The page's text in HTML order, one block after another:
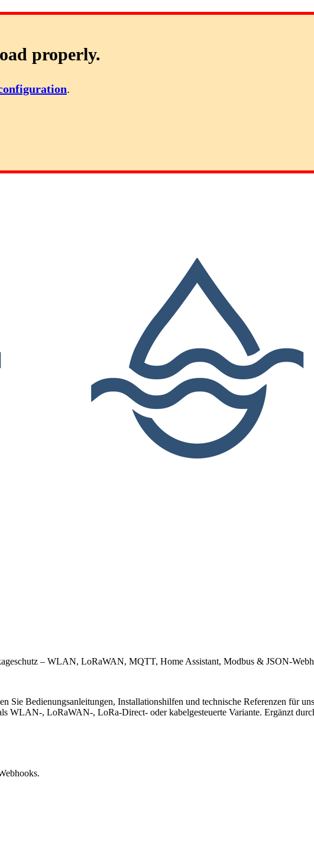
properly.
.
– WLAN, LoRaWAN, MQTT, Home Assistant, Modbus & JSON-
Bedienungsanleitungen, Installationshilfen und technische Referenzen für
WLAN-, LoRaWAN-, LoRa-Direct- oder kabelgesteuerte Variante. Ergänzt